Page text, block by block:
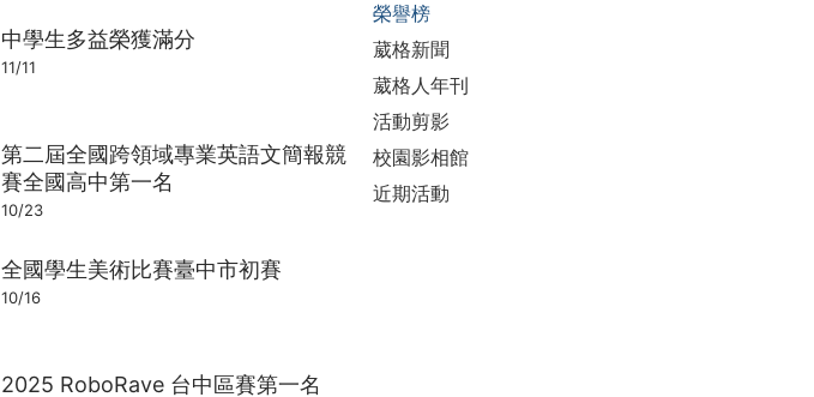
中學生多益榮獲滿分
11/11
第二屆全國跨領域專業英語文簡報競
賽全國高中第一名
10/23
全國學生美術比賽臺中市初賽
10/16
2025 RoboRave 台中區賽第一名
榮譽榜
葳格新聞
葳格人年刊
活動剪影
校園影相館
近期活動